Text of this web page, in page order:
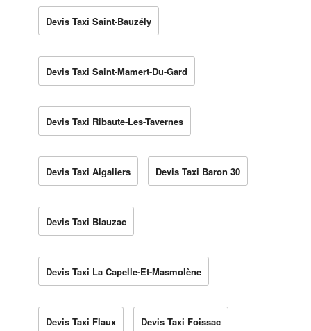
Devis Taxi Saint-Bauzély
Devis Taxi Saint-Mamert-Du-Gard
Devis Taxi Ribaute-Les-Tavernes
Devis Taxi Aigaliers Devis Taxi Baron 30
Devis Taxi Blauzac
Devis Taxi La Capelle-Et-Masmolène
Devis Taxi Flaux Devis Taxi Foissac